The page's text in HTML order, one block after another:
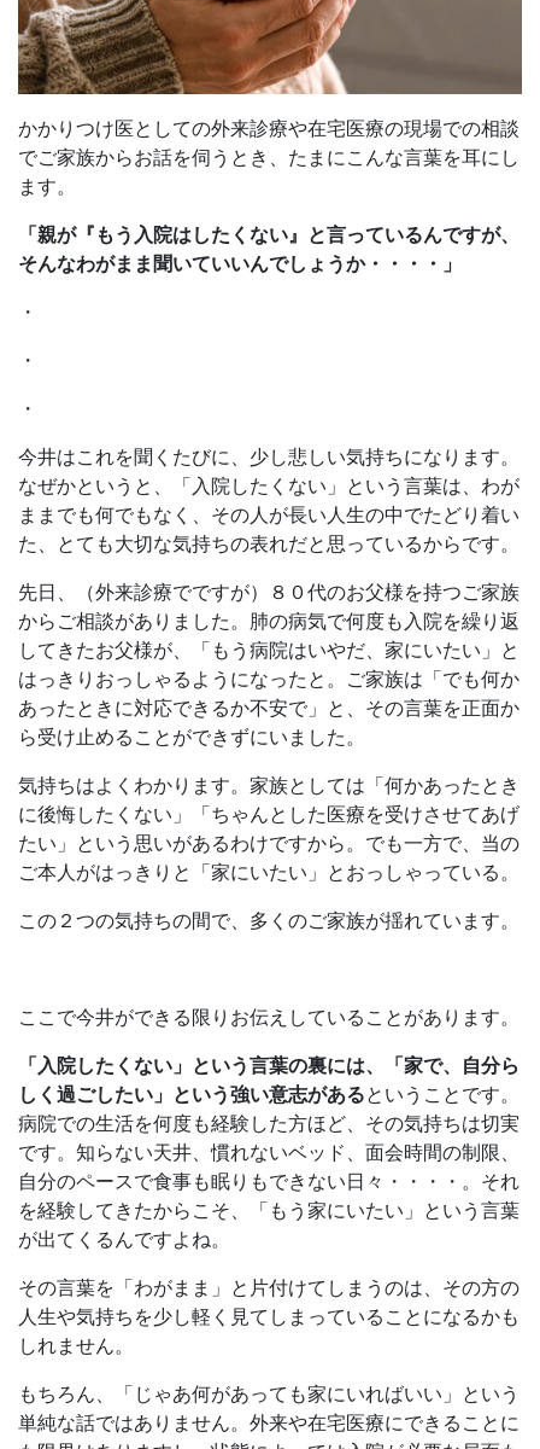
かかりつけ医としての外来診療や在宅医療の現場での相談
でご家族からお話を伺うとき、たまにこんな言葉を耳にし
ます。
「親が『もう入院はしたくない』と言っているんですが、
そんなわがまま聞いていいんでしょうか・・・・」
・
・
・
今井はこれを聞くたびに、少し悲しい気持ちになります。
なぜかというと、「入院したくない」という言葉は、わが
ままでも何でもなく、その人が長い人生の中でたどり着い
た、とても大切な気持ちの表れだと思っているからです。
先日、（外来診療でですが）８０代のお父様を持つご家族
からご相談がありました。肺の病気で何度も入院を繰り返
してきたお父様が、「もう病院はいやだ、家にいたい」と
はっきりおっしゃるようになったと。ご家族は「でも何か
あったときに対応できるか不安で」と、その言葉を正面か
ら受け止めることができずにいました。
気持ちはよくわかります。家族としては「何かあったとき
に後悔したくない」「ちゃんとした医療を受けさせてあげ
たい」という思いがあるわけですから。でも一方で、当の
ご本人がはっきりと「家にいたい」とおっしゃっている。
この２つの気持ちの間で、多くのご家族が揺れています。
ここで今井ができる限りお伝えしていることがあります。
「入院したくない」という言葉の裏には、「家で、自分ら
しく過ごしたい」という強い意志があるということです。
病院での生活を何度も経験した方ほど、その気持ちは切実
です。知らない天井、慣れないベッド、面会時間の制限、
自分のペースで食事も眠りもできない日々・・・・。それ
を経験してきたからこそ、「もう家にいたい」という言葉
が出てくるんですよね。
その言葉を「わがまま」と片付けてしまうのは、その方の
人生や気持ちを少し軽く見てしまっていることになるかも
しれません。
もちろん、「じゃあ何があっても家にいればいい」という
単純な話ではありません。外来や在宅医療にできることに